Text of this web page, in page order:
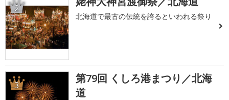
2
北海道で最古の伝統を誇るといわれる祭り
3
第79回 くしろ港まつり／北海
道